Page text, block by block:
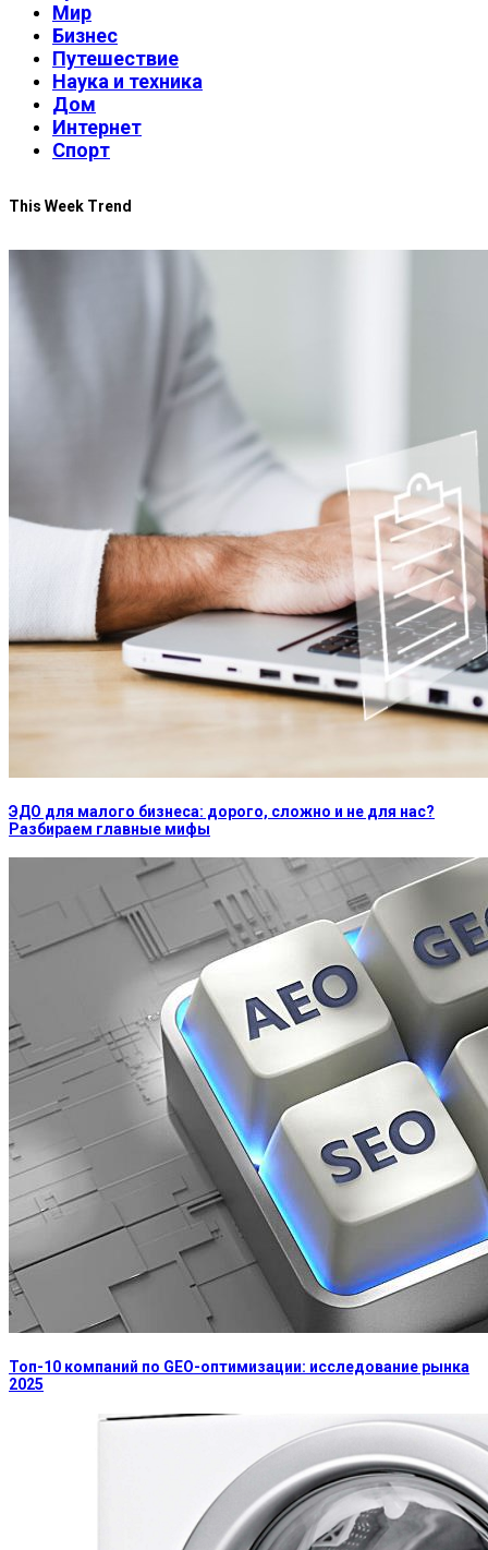
Мир
Бизнес
Путешествие
Наука и техника
Дом
Интернет
Спорт
This Week Trend
ЭДО для малого бизнеса: дорого, сложно и не для нас?
Разбираем главные мифы
Топ-10 компаний по GEO-оптимизации: исследование рынка
2025